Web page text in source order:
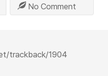
No Comment
trackback/1904